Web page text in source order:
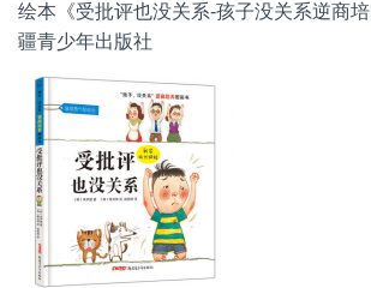
绘本《受批评也没关系-孩子没关系逆商
疆青少年出版社